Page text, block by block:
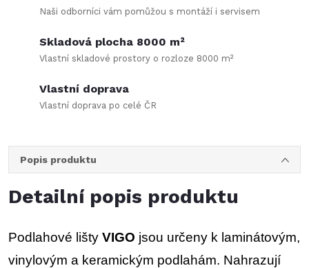
Naši odborníci vám pomůžou s montáží i servisem
Skladová plocha 8000 m²
Vlastní skladové prostory o rozloze 8000 m²
Vlastní doprava
Vlastní doprava po celé ČR
Popis produktu
Detailní popis produktu
Podlahové lišty VIGO jsou určeny k laminátovým,
vinylovým a keramickým podlahám. Nahrazují